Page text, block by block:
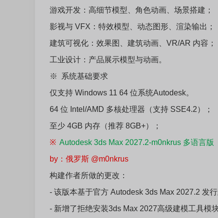
游戏开发：高细节模型、角色动画、场景搭建；
影视与 VFX：特效模型、动态图形、渲染输出；
建筑可视化：效果图、建筑动画、VR/AR 内容；
工业设计：产品展示模型与动画。
※ 系统基础要求
仅支持 Windows 11 64 位系统Autodesk。
64 位 Intel/AMD 多核处理器（支持 SSE4.2）；
至少 4GB 内存（推荐 8GB+）；
※ Autodesk 3ds Max 2027.2-m0nkrus 多语言版
by：俄罗斯 @m0nkrus
构建作者所做的更改：
- 该版本基于官方 Autodesk 3ds Max 2027.2 发行
- 新增了拒绝安装3ds Max 2027高级建模工具模块